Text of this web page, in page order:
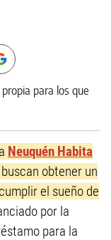
Neuquén Habita
obtener un
el sueño de
por la
para la